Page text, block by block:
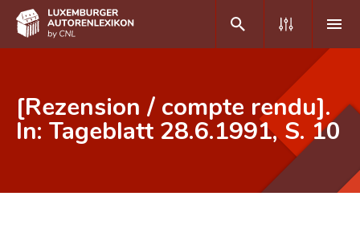
DE
[Rezension / compte rendu].
In: Tageblatt 28.6.1991, S. 10